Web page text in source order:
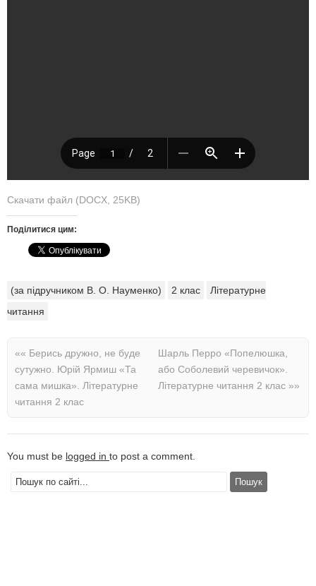
Скачати файл (DOCX, 25KB)
Поділитися цим:
(за підручником В. О. Науменко) 2 клас
Літературне
читання
«« Берись дружно, не буде
сутужно. Юрій Ярмиш «Та
сама мишка». Літературне
читання 2 клас
Шарль Перро «Попелюшка,
або Соболевий черевичок».
Літературне читання 2 клас »»
You must be logged in to post a comment.